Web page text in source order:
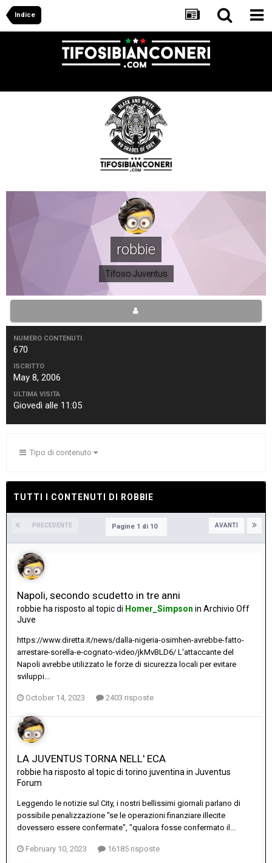
Indice
robbie
Tifoso Juventus
NUMERO CONTENUTI
670
ISCRITTO
May 8, 2006
ULTIMA VISITA
Giovedì alle 11:05
Tipo di contenuto
TUTTI I CONTENUTI DI ROBBIE
PRECEDENTE AVANTI
Pagine 1 di 10
Napoli, secondo scudetto in tre anni
robbie ha risposto al topic di Homer_Simpson in Archivio Off
Juve
https://www.diretta.it/news/dalla-nigeria-osimhen-avrebbe-fatto-
arrestare-sorella-e-cognato-video/jkMvBLD6/ L'attaccante del
Napoli avrebbe utilizzato le forze di sicurezza locali per evitare
sviluppi...
October 14, 2023 2403 risposte
LA JUVENTUS TORNA NELL' ECA
robbie ha risposto al topic di torino juventina in Juventus
Forum
Leggendo le notizie sul City, i nostri bellissimi giornali parlano di
possibile penalizzazione "se le operazioni finanziare illecite
dovessero essere confermate", "qualora fosse confermato il...
February 10, 2023 16185 risposte